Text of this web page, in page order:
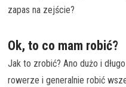
zapas na zejście?
Ok, to co mam robić?
Jak to zrobić? Ano dużo i
rowerze i generalnie robić